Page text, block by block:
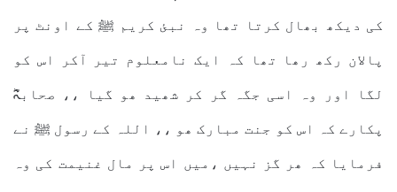
کی دیکھ بھال کرتا تھا وہ نبئ کریم ﷺ کے اونٹ پر
پالان رکھ رھا تھا کہ ایک نامعلوم تیر آکر اس کو
لگا اور وہ اسی جگہ گر کر شھید ھو گیا ،، صحابہؓ
پکارے کہ اس کو جنت مبارک ھو ،، اللہ کے رسول ﷺ نے
فرمایا کہ ھر گز نہیں ،میں اس پر مال غنیمت کی وہ